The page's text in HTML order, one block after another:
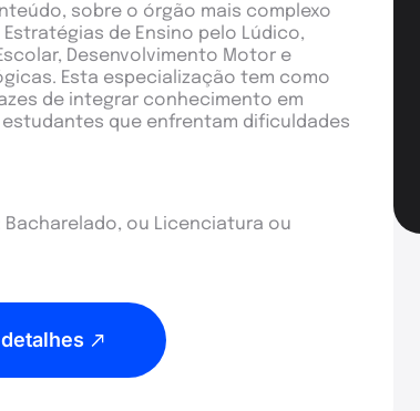
sobre o órgão mais complexo
de Ensino pelo Lúdico,
Desenvolvimento Motor e
Esta especialização tem como
de integrar conhecimento em
que enfrentam dificuldades
ou Licenciatura ou